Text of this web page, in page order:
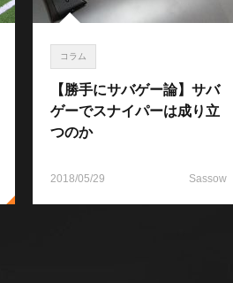
コラム
【勝手にサバゲー論】サバ
ゲーでスナイパーは成り立
つのか
2018/05/29 Sassow